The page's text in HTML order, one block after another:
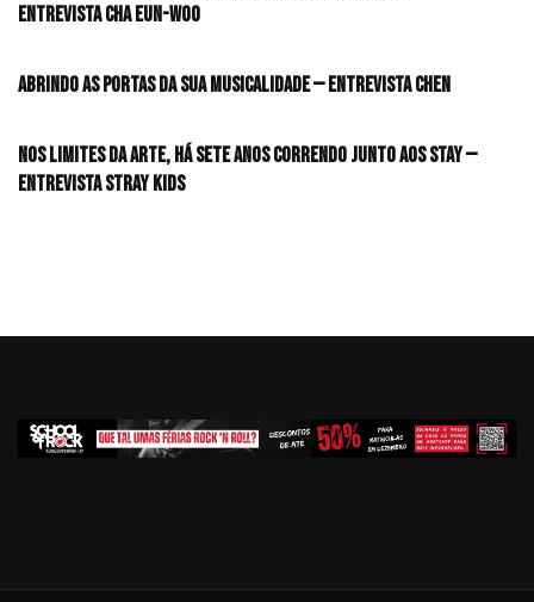
Entrevista CHA EUN-WOO
Abrindo as portas da sua musicalidade — Entrevista CHEN
Nos limites da arte, há sete anos correndo junto aos STAY —
Entrevista Stray Kids